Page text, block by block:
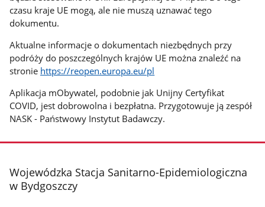
czasu kraje UE mogą, ale nie muszą uznawać tego
dokumentu.
Aktualne informacje o dokumentach niezbędnych przy
podróży do poszczególnych krajów UE można znaleźć na
stronie https://reopen.europa.eu/pl
Aplikacja mObywatel, podobnie jak Unijny Certyfikat
COVID, jest dobrowolna i bezpłatna. Przygotowuje ją zespół
NASK - Państwowy Instytut Badawczy.
stopka
Wojewódzka Stacja Sanitarno-Epidemiologiczna
w Bydgoszczy